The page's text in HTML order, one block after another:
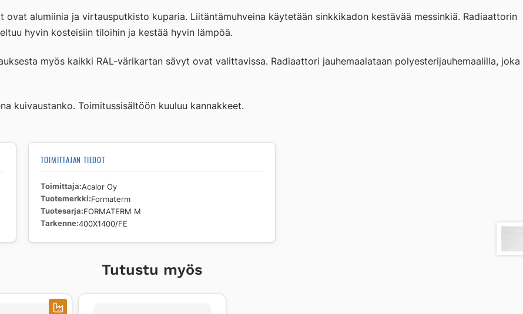
alumiinia ja virtausputkisto kuparia. Liitäntämuhveina käytetään sinkkikadon kestävää messinkiä. Radiaattorin
hyvin kosteisiin tiloihin ja kestää hyvin lämpöä.
myös kaikki RAL-värikartan sävyt ovat valittavissa. Radiaattori jauhemaalataan polyesterijauhemaalilla, joka
kuivaustanko. Toimitussisältöön kuuluu kannakkeet.
TOIMITTAJAN TIEDOT
Toimittaja Acalor Oy
Tuotemerkki Formaterm
Tuotesarja FORMATERM M
Tarkenne 400X1400/FE
Tutustu myös